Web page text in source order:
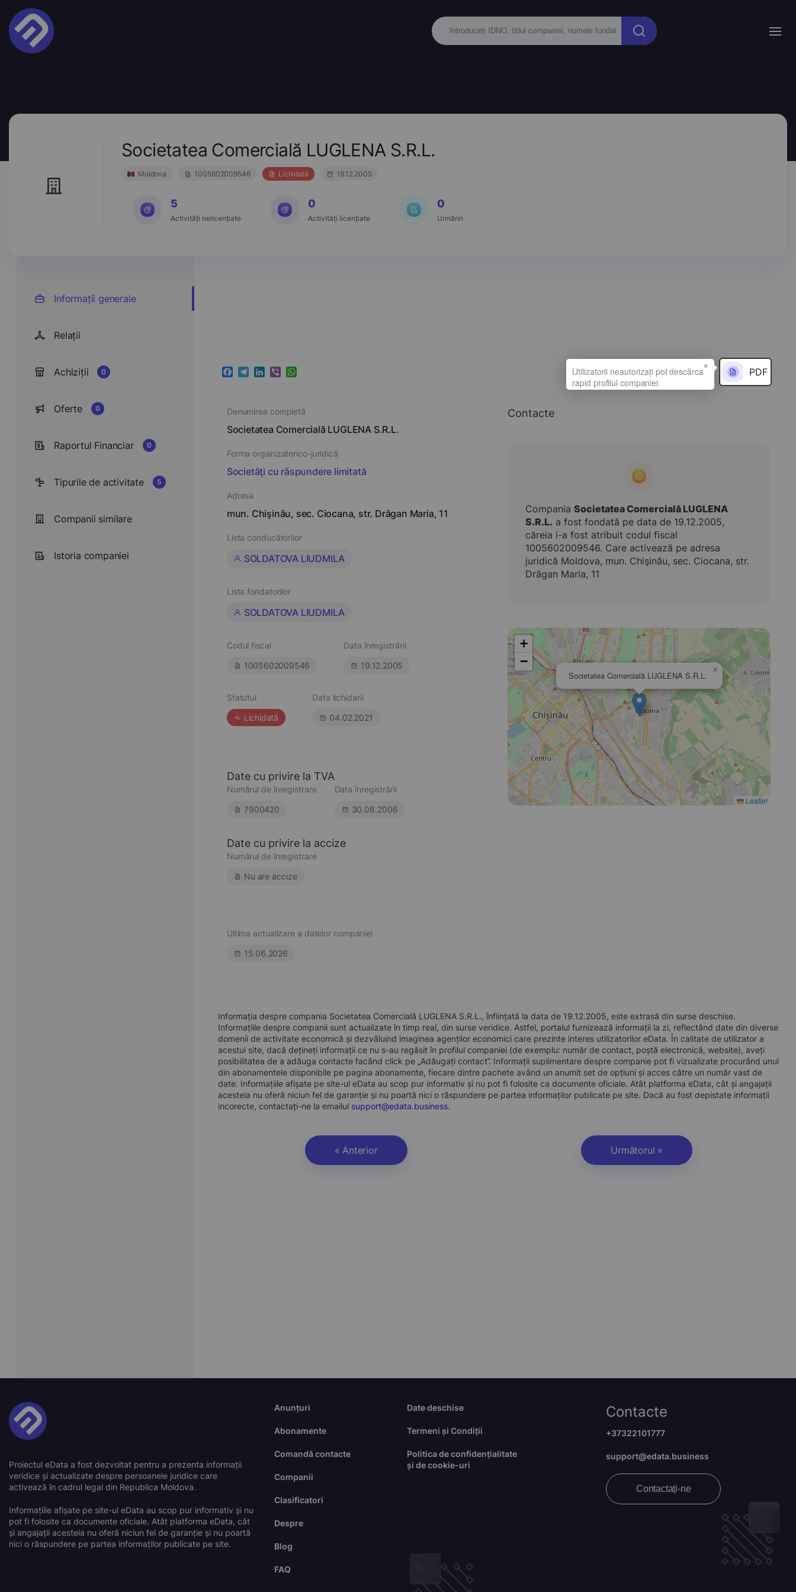
Societatea Comercială LUGLENA S.R.L.
Moldova 1005602009546 Lichidată 19.12.2005
5
Activități nelicențiate
0
Activități licențiate
0
Urmăriri
Informații generale
Relații
Achiziții 0
Oferte 0
Raportul Financiar 0
Tipurile de activitate 5
Companii similare
Istoria companiei
Facebook
Telegram
LinkedIn
ViberWhatsApp PDF
Denumirea completă
Societatea Comercială LUGLENA S.R.L.
Forma organizatorico-juridică
Societăţi cu răspundere limitată
Adresa
mun. Chişinău, sec. Ciocana, str. Drăgan Maria, 11
Lista conducătorilor
SOLDATOVA LIUDMILA
Lista fondatorilor
SOLDATOVA LIUDMILA
Codul fiscal
1005602009546
Data înregistrării
19.12.2005
Statutul
Lichidată
Data lichidarii
04.02.2021
Date cu privire la TVA
Numărul de înregistrare
7900420
Data înregistrării
30.08.2006
Date cu privire la accize
Numărul de înregistrare
Nu are accize
Ultima actualizare a datelor companiei
15.06.2026
Contacte
Compania Societatea Comercială LUGLENA
S.R.L. a fost fondată pe data de 19.12.2005,
căreia i-a fost atribuit codul fiscal
1005602009546. Care activează pe adresa
juridică Moldova, mun. Chişinău, sec. Ciocana, str.
Drăgan Maria, 11
Societatea Comercială LUGLENA S.R.L.
×
+
−
Leaflet
Informația despre compania Societatea Comercială LUGLENA S.R.L., înființată la data de 19.12.2005, este extrasă din surse deschise.
Informațiile despre companii sunt actualizate în timp real, din surse veridice. Astfel, portalul furnizează informații la zi, reflectând date din diverse
domenii de activitate economică și dezvăluind imaginea agenților economici care prezinte interes utilizatorilor eData. În calitate de utilizator a
acestui site, dacă dețineți informații ce nu s-au regăsit în profilul companiei (de exemplu: număr de contact, poștă electronică, website), aveți
posibilitatea de a adăuga contacte facând click pe „Adăugați contact”. Informații suplimentare despre companie pot fi vizualizate procurând unul
din abonamentele disponibile pe pagina abonamente, fiecare dintre pachete având un anumit set de opțiuni și acces către un număr vast de
date. Informațiile afișate pe site-ul eData au scop pur informativ și nu pot fi folosite ca documente oficiale. Atât platforma eData, cât și angajații
acesteia nu oferă niciun fel de garanție și nu poartă nici o răspundere pe partea informaților publicate pe site. Dacă au fost depistate informații
incorecte, contactați-ne la emailul support@edata.business.
« Anterior Următorul »
Proiectul eData a fost dezvoltat pentru a prezenta informații
veridice și actualizate despre persoanele juridice care
activează în cadrul legal din Republica Moldova.
Informațiile afișate pe site-ul eData au scop pur informativ și nu
pot fi folosite ca documente oficiale. Atât platforma eData, cât
și angajații acesteia nu oferă niciun fel de garanție și nu poartă
nici o răspundere pe partea informaților publicate pe site.
Anunțuri
Abonamente
Comandă contacte
Companii
Clasificatori
Despre
Blog
FAQ
Date deschise
Termeni și Condiții
Politica de confidențialitate
și de cookie-uri
Contacte
+37322101777
support@edata.business
Contactați-ne
×